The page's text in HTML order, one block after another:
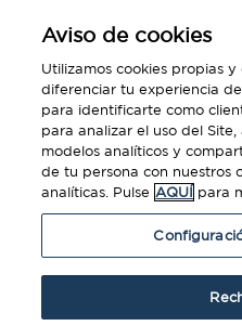
White Paper Datos
por Diners Club|Mar 11,
En un entorno cada
información que nos
es de gran utilidad
análisis adecuado
Aviso de cookies
Utilizamos cookies propias
diferenciar tu experiencia
para identificarte como
para analizar el uso del
modelos analíticos y
de tu persona con nuestros
analíticas. Pulse AQUÍ para